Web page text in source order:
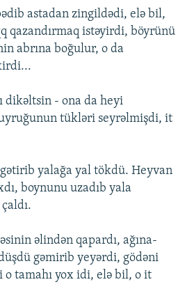
astadan zingildədi, elə bil,
qazandırmaq istəyirdi, böyrünü
abrına boğulur, o da
dikəltsin - ona da heyi
tükləri seyrəlmişdi, it
gətirib yalağa yal tökdü. Heyvan
boynunu uzadıb yala
əlindən qapardı, ağına-
gəmirib yeyərdi, gödəni
o tamahı yox idi, elə bil, o it